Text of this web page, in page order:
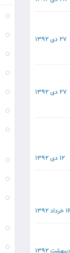
27 دی 1392
27 دی 1392
12 دی 1392
16 خرداد 1392